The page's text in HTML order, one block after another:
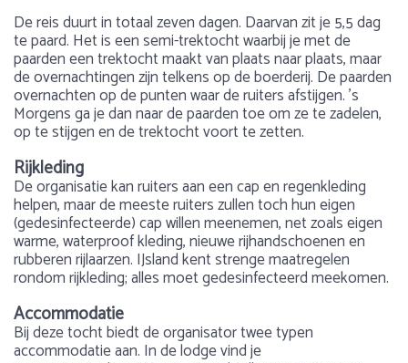
De reis duurt in totaal zeven dagen. Daarvan zit je 5,5 dag
te paard. Het is een semi-trektocht waarbij je met de
paarden een trektocht maakt van plaats naar plaats, maar
de overnachtingen zijn telkens op de boerderij. De paarden
overnachten op de punten waar de ruiters afstijgen. ’s
Morgens ga je dan naar de paarden toe om ze te zadelen,
op te stijgen en de trektocht voort te zetten.
Rijkleding
De organisatie kan ruiters aan een cap en regenkleding
helpen, maar de meeste ruiters zullen toch hun eigen
(gedesinfecteerde) cap willen meenemen, net zoals eigen
warme, waterproof kleding, nieuwe rijhandschoenen en
rubberen rijlaarzen. IJsland kent strenge maatregelen
rondom rijkleding; alles moet gedesinfecteerd meekomen.
Accommodatie
Bij deze tocht biedt de organisator twee typen
accommodatie aan. In de lodge vind je